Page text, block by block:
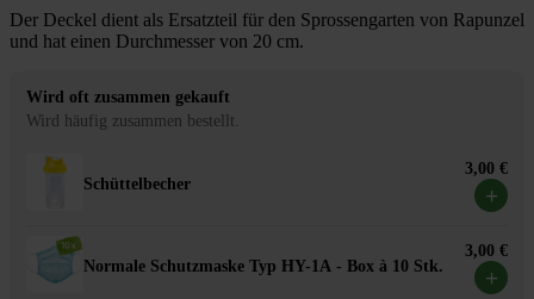
Der Deckel dient als Ersatzteil für den Sprossengarten von Rapunzel
und hat einen Durchmesser von 20 cm.
Wird oft zusammen gekauft
Wird häufig zusammen bestellt.
Schüttelbecher
3,00 €
+
Normale Schutzmaske Typ HY-1A - Box à 10 Stk.
3,00 €
+